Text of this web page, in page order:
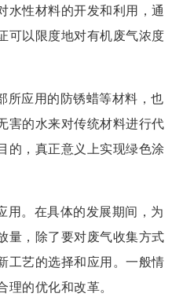
水性材料的开发和利用，通
可以限度地对有机废气浓度
所应用的防锈蜡等材料，也
害的水来对传统材料进行代
的，真正意义上实现绿色涂
用。在具体的发展期间，为
量，除了要对废气收集方式
工艺的选择和应用。一般情
的优化和改革。